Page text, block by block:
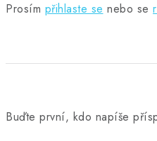
Prosím přihlaste se nebo se
Buďte první, kdo napíše